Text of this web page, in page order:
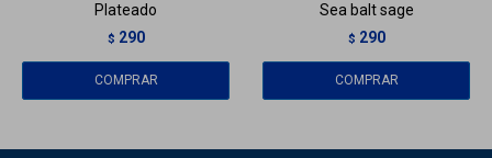
Plateado
$ 290
Sea balt sage
$ 290